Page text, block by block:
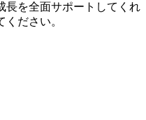
長を全面サポートしてくれ
ださい。